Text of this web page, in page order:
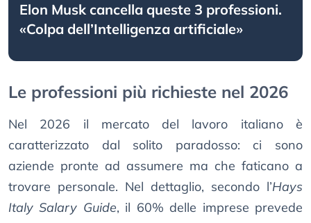
Elon Musk cancella queste 3 professioni.
«Colpa dell’Intelligenza artificiale»
Le professioni più richieste nel 2026
Nel 2026 il mercato del lavoro italiano è
caratterizzato dal solito paradosso: ci sono
aziende pronte ad assumere ma che faticano a
trovare personale. Nel dettaglio, secondo l’Hays
Italy Salary Guide, il 60% delle imprese prevede